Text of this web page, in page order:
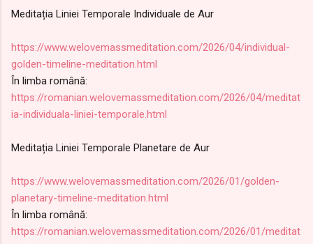
Meditația Liniei Temporale Individuale de Aur
https://www.welovemassmeditation.com/2026/04/individual-
golden-timeline-meditation.html
În limba română:
https://romanian.welovemassmeditation.com/2026/04/meditat
ia-individuala-liniei-temporale.html
Meditația Liniei Temporale Planetare de Aur
https://www.welovemassmeditation.com/2026/01/golden-
planetary-timeline-meditation.html
În limba română:
https://romanian.welovemassmeditation.com/2026/01/meditat